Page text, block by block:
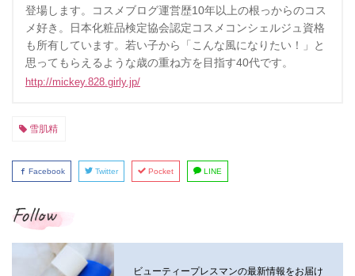
登場します。コスメブログ運営歴10年以上の根っからのコス
メ好き。日本化粧品検定協会認定コスメコンシェルジュ資格
も所有しています。若い子から「こんな風になりたい！」と
思ってもらえるような歳の重ね方を目指す40代です。
http://mickey.828.girly.jp/
雪肌精
Facebook Twitter Pocket LINE
Follow